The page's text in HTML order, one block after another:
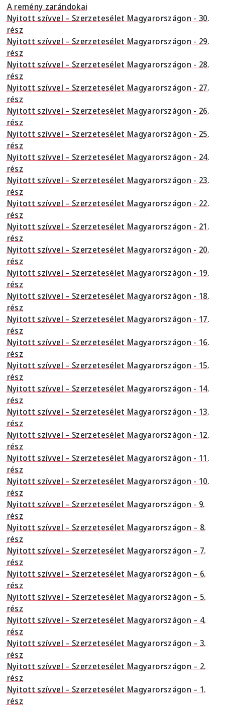
A remény zarándokai
Nyitott szívvel – Szerzetesélet Magyarországon - 30.
rész
Nyitott szívvel – Szerzetesélet Magyarországon - 29.
rész
Nyitott szívvel – Szerzetesélet Magyarországon - 28.
rész
Nyitott szívvel – Szerzetesélet Magyarországon - 27.
rész
Nyitott szívvel – Szerzetesélet Magyarországon - 26.
rész
Nyitott szívvel – Szerzetesélet Magyarországon - 25.
rész
Nyitott szívvel – Szerzetesélet Magyarországon - 24.
rész
Nyitott szívvel – Szerzetesélet Magyarországon - 23.
rész
Nyitott szívvel – Szerzetesélet Magyarországon - 22.
rész
Nyitott szívvel – Szerzetesélet Magyarországon - 21.
rész
Nyitott szívvel – Szerzetesélet Magyarországon - 20.
rész
Nyitott szívvel – Szerzetesélet Magyarországon - 19.
rész
Nyitott szívvel – Szerzetesélet Magyarországon - 18.
rész
Nyitott szívvel – Szerzetesélet Magyarországon - 17.
rész
Nyitott szívvel – Szerzetesélet Magyarországon - 16.
rész
Nyitott szívvel – Szerzetesélet Magyarországon - 15.
rész
Nyitott szívvel – Szerzetesélet Magyarországon - 14.
rész
Nyitott szívvel – Szerzetesélet Magyarországon - 13.
rész
Nyitott szívvel – Szerzetesélet Magyarországon - 12.
rész
Nyitott szívvel – Szerzetesélet Magyarországon - 11.
rész
Nyitott szívvel – Szerzetesélet Magyarországon - 10.
rész
Nyitott szívvel – Szerzetesélet Magyarországon - 9.
rész
Nyitott szívvel – Szerzetesélet Magyarországon – 8.
rész
Nyitott szívvel – Szerzetesélet Magyarországon – 7.
rész
Nyitott szívvel – Szerzetesélet Magyarországon – 6.
rész
Nyitott szívvel – Szerzetesélet Magyarországon – 5.
rész
Nyitott szívvel – Szerzetesélet Magyarországon – 4.
rész
Nyitott szívvel – Szerzetesélet Magyarországon – 3.
rész
Nyitott szívvel – Szerzetesélet Magyarországon – 2.
rész
Nyitott szívvel – Szerzetesélet Magyarországon – 1.
rész